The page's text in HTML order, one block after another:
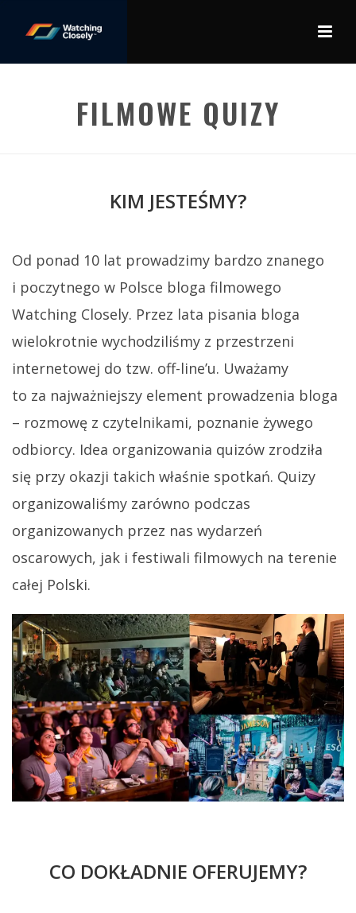
FILMOWE QUIZY
KIM JESTEŚMY?
Od ponad 10 lat prowadzimy bardzo znanego
i poczytnego w Polsce bloga filmowego
Watching Closely. Przez lata pisania bloga
wielokrotnie wychodziliśmy z przestrzeni
internetowej do tzw. off-line’u. Uważamy
to za najważniejszy element prowadzenia bloga
– rozmowę z czytelnikami, poznanie żywego
odbiorcy. Idea organizowania quizów zrodziła
się przy okazji takich właśnie spotkań. Quizy
organizowaliśmy zarówno podczas
organizowanych przez nas wydarzeń
oscarowych, jak i festiwali filmowych na terenie
całej Polski.
CO DOKŁADNIE OFERUJEMY?